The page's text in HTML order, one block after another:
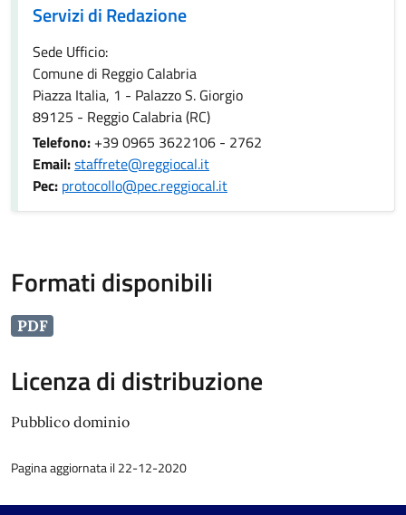
Servizi di Redazione
Sede Ufficio:
Comune di Reggio Calabria
Piazza Italia, 1 - Palazzo S. Giorgio
89125 - Reggio Calabria (RC)
Telefono: +39 0965 3622106 - 2762
Email:staffrete@reggiocal.it
Pec: protocollo@pec.reggiocal.it
Formati disponibili
PDF
Licenza di distribuzione
Pubblico dominio
Pagina aggiornata il 22-12-2020